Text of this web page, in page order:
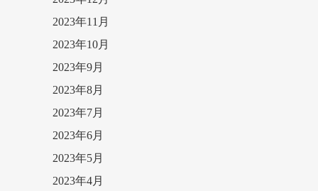
2023年11月
2023年10月
2023年9月
2023年8月
2023年7月
2023年6月
2023年5月
2023年4月